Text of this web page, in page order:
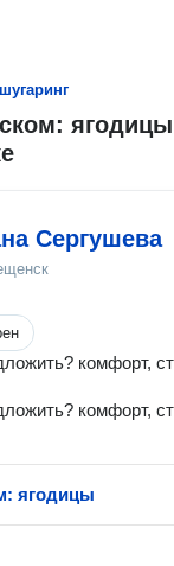
Сергушева
комфорт,
комфорт,
ягодицы